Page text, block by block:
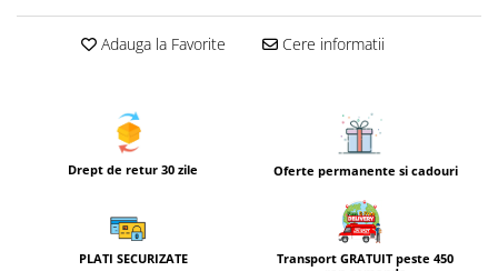
Adauga la Favorite Cere informatii
Drept de retur 30 zile Oferte permanente si cadouri
PLATI SECURIZATE
Transport GRATUIT peste 450